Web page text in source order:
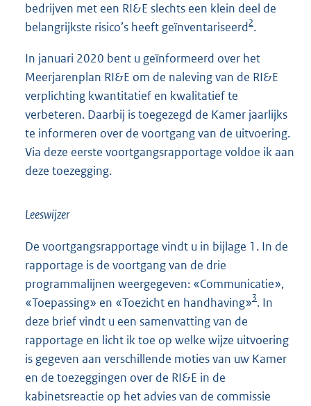
bedrijven met een RI&E slechts een klein deel de
belangrijkste risico’s heeft geïnventariseerd2.
In januari 2020 bent u geïnformeerd over het
Meerjarenplan RI&E om de naleving van de RI&E
verplichting kwantitatief en kwalitatief te
verbeteren. Daarbij is toegezegd de Kamer jaarlijks
te informeren over de voortgang van de uitvoering.
Via deze eerste voortgangsrapportage voldoe ik aan
deze toezegging.
Leeswijzer
De voortgangsrapportage vindt u in bijlage 1. In de
rapportage is de voortgang van de drie
programmalijnen weergegeven: «Communicatie»,
«Toepassing» en «Toezicht en handhaving»3. In
deze brief vindt u een samenvatting van de
rapportage en licht ik toe op welke wijze uitvoering
is gegeven aan verschillende moties van uw Kamer
en de toezeggingen over de RI&E in de
kabinetsreactie op het advies van de commissie